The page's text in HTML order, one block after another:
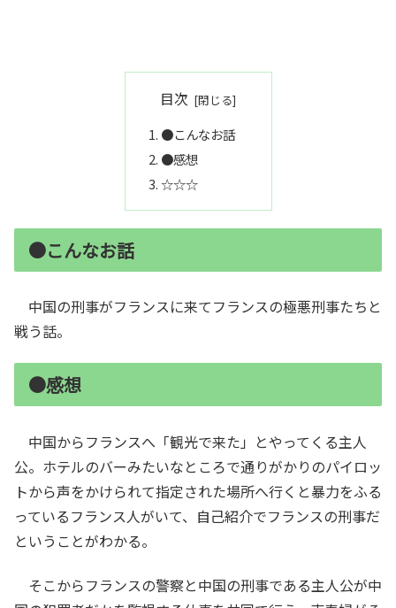
目次
●こんなお話
●感想
☆☆☆
●こんなお話
中国の刑事がフランスに来てフランスの極悪刑事たちと
戦う話。
●感想
中国からフランスへ「観光で来た」とやってくる主人
公。ホテルのバーみたいなところで通りがかりのパイロッ
トから声をかけられて指定された場所へ行くと暴力をふる
っているフランス人がいて、自己紹介でフランスの刑事だ
ということがわかる。
そこからフランスの警察と中国の刑事である主人公が中